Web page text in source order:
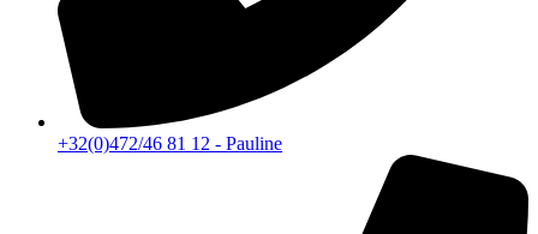
+32(0)472/46 81 12 - Pauline